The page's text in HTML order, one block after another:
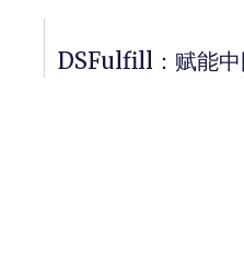
DSFulfill：赋能